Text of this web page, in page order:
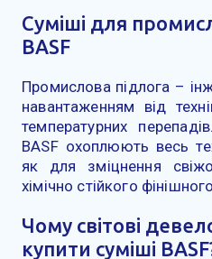
Суміші для
BASF
Промислова підлога –
навантаженням від
температурних
BASF охоплюють весь
як для зміцнення
хімічно стійкого
Чому світові
купити суміші